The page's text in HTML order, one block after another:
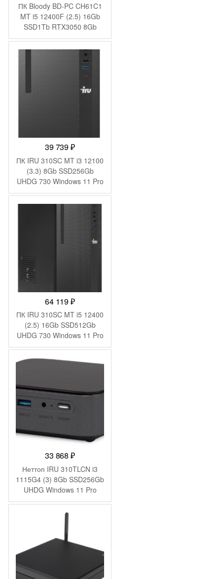
ПК Bloody BD-PC CH61C1
MT i5 12400F (2.5) 16Gb
SSD1Tb RTX3050 8Gb
Windows 11 Home 64
GbitEth 500W черный
(2085725)
39 739₽
ПК IRU 310SC MT i3 12100
(3.3) 8Gb SSD256Gb
UHDG 730 Windows 11 Pro
GbitEth 200W черный
(1969049)
64 119₽
ПК IRU 310SC MT i5 12400
(2.5) 16Gb SSD512Gb
UHDG 730 Windows 11 Pro
GbitEth 200W черный
(1969065)
33 868₽
Неттоп IRU 310TLCN i3
1115G4 (3) 8Gb SSD256Gb
UHDG Windows 11 Pro
GbitEth WiFi BT черный
(1975168)